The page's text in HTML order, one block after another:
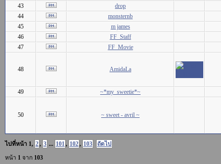
43
drop
44
monsternb
45
m james
46
FF_Staff
47
FF_Movie
48 AmidaLa
49 ~*my_sweetie*~
50 ~ sweet - avril ~
ไปที่หน้า 1, 2, 3 ... 101, 102, 103
ถัดไป
หน้า 1 จาก 103